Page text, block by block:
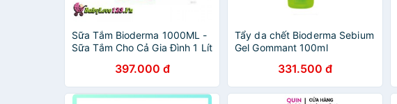
Sữa Tắm Bioderma 1000ML -
Sữa Tắm Cho Cả Gia Đình 1 Lít
397.000 đ
Tẩy da chết Bioderma Sebium
Gel Gommant 100ml
331.500 đ